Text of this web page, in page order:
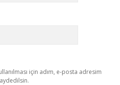
için adım, e-posta adresim